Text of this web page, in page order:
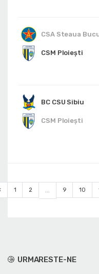
CSA Steaua
CSM Ploiești
BC CSU Sibiu
CSM Ploiești
1 2 ... 9 10
URMARESTE-NE